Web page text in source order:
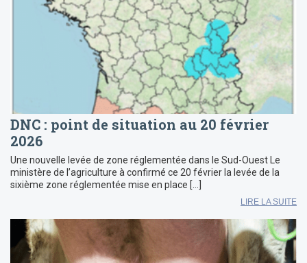
DNC : point de situation au 20 février
2026
Une nouvelle levée de zone réglementée dans le Sud-Ouest Le
ministère de l’agriculture à confirmé ce 20 février la levée de la
sixième zone réglementée mise en place […]
LIRE LA SUITE